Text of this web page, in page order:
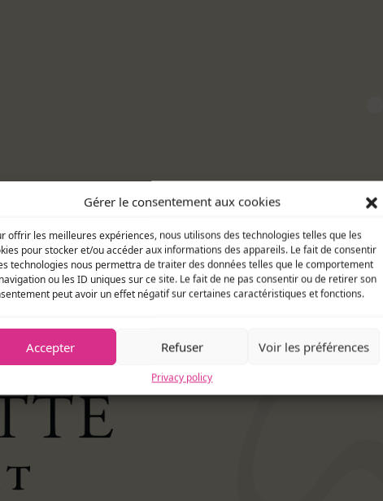
Gérer le consentement aux cookies
offrir les meilleures expériences, nous utilisons des technologies telles que les
pour stocker et/ou accéder aux informations des appareils. Le fait de consentir
technologies nous permettra de traiter des données telles que le comportement
ou les ID uniques sur ce site. Le fait de ne pas consentir ou de retirer son
peut avoir un effet négatif sur certaines caractéristiques et fonctions.
Accepter Refuser Voir les préférences
Privacy policy